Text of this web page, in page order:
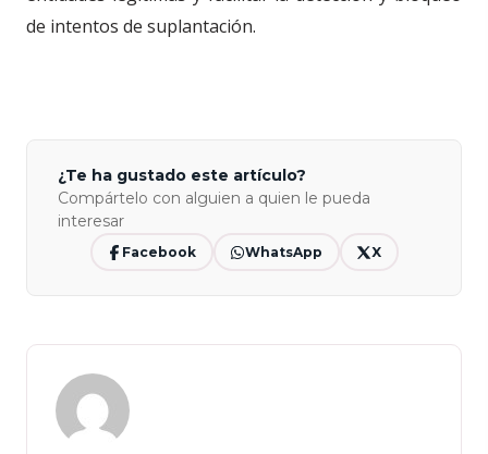
de intentos de suplantación.
¿Te ha gustado este artículo?
Compártelo con alguien a quien le pueda
interesar
Facebook WhatsApp X